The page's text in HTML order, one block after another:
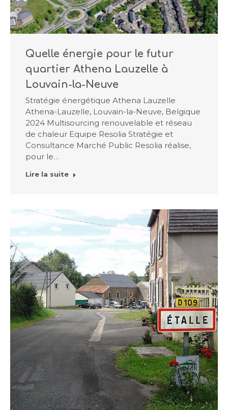
Quelle énergie pour le futur
quartier Athena Lauzelle à
Louvain-la-Neuve
Stratégie énergétique Athena Lauzelle
Athena-Lauzelle, Louvain-la-Neuve, Belgique
2024 Multisourcing renouvelable et réseau
de chaleur Equipe Resolia Stratégie et
Consultance Marché Public Resolia réalise,
pour le…
Lire la suite